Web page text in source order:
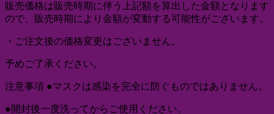
販売価格は販売時期に伴う上記額を算出した金額となります
ので、販売時期により金額が変動する可能性がございます。
・ご注文後の価格変更はございません。
予めご了承ください。
注意事項 ●マスクは感染を完全に防ぐものではありません。
●開封後一度洗ってからご使用ください。